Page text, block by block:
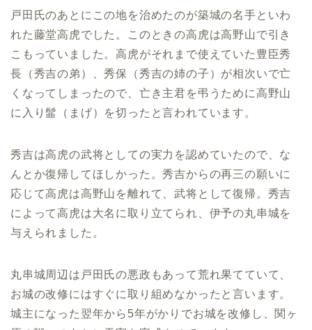
戸田氏のあとにこの地を治めたのが築城の名手といわ
れた藤堂高虎でした。このときの高虎は高野山で引き
こもっていました。高虎がそれまで使えていた豊臣秀
長（秀吉の弟）、秀保（秀吉の姉の子）が相次いで亡
くなってしまったので、亡き主君を弔うために高野山
に入り髷（まげ）を切ったと言われています。
秀吉は高虎の武将としての実力を認めていたので、な
んとか復帰してほしかった。秀吉からの再三の願いに
応じて高虎は高野山を離れて、武将として復帰。秀吉
によって高虎は大名に取り立てられ、伊予の丸串城を
与えられました。
丸串城周辺は戸田氏の悪政もあって荒れ果てていて、
お城の改修にはすぐに取り組めなかったと言います。
城主になった翌年から5年がかりでお城を改修し、関ヶ